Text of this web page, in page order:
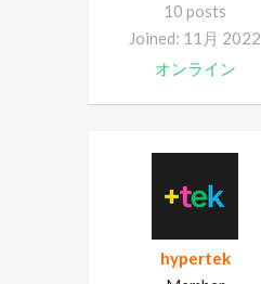
10 posts
Joined: 11月 2022
オンライン
hypertek